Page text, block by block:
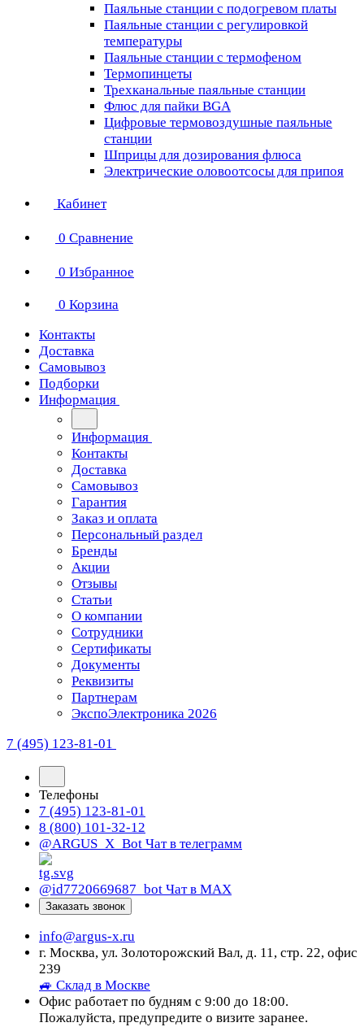
Паяльные станции с подогревом платы
Паяльные станции с регулировкой
температуры
Паяльные станции с термофеном
Термопинцеты
Трехканальные паяльные станции
Флюс для пайки BGA
Цифровые термовоздушные паяльные
станции
Шприцы для дозирования флюса
Электрические оловоотсосы для припоя
Кабинет
0 Сравнение
0 Избранное
0 Корзина
Контакты
Доставка
Самовывоз
Подборки
Информация
Информация
Контакты
Доставка
Самовывоз
Гарантия
Заказ и оплата
Персональный раздел
Бренды
Акции
Отзывы
Статьи
О компании
Сотрудники
Сертификаты
Документы
Реквизиты
Партнерам
ЭкспоЭлектроника 2026
7 (495) 123-81-01
Телефоны
7 (495) 123-81-01
8 (800) 101-32-12
@ARGUS_X_Bot Чат в телеграмм
@id7720669687_bot Чат в МАХ
Заказать звонок
info@argus-x.ru
г. Москва, ул. Золоторожский Вал, д. 11, стр. 22, офис
239
🚙 Склад в Москве
Офис работает по будням с 9:00 до 18:00.
Пожалуйста, предупредите о визите заранее.